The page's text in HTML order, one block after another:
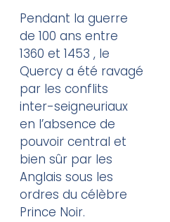
Pendant la guerre
de 100 ans entre
1360 et 1453 , le
Quercy a été ravagé
par les conflits
inter-seigneuriaux
en l’absence de
pouvoir central et
bien sûr par les
Anglais sous les
ordres du célèbre
Prince Noir.